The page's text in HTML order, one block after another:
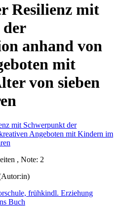
Resilienz mit
anhand von
mit
von sieben
, Note: 2
frühkindl. Erziehung
Buch